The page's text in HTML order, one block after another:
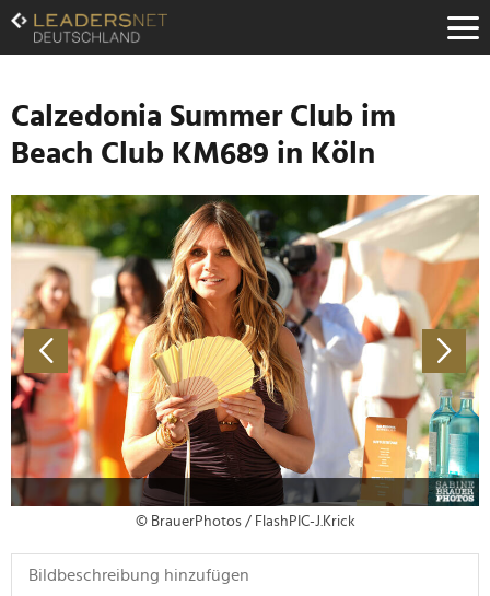
Zum
Inhalt
Zur
Navigation
Zur
Hauptnavigation
Calzedonia Summer Club im
Beach Club KM689 in Köln
© BrauerPhotos / FlashPIC-J.Krick